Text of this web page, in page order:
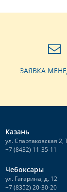
ЗАЯВКА
Казань
ул. Спартаковская
+7 (8432) 11-35-11
Чебоксары
ул. Гагарина, д. 12
+7 (8352) 20-30-20